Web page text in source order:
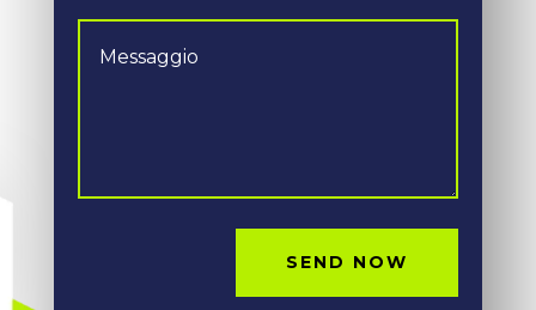
SEND NOW